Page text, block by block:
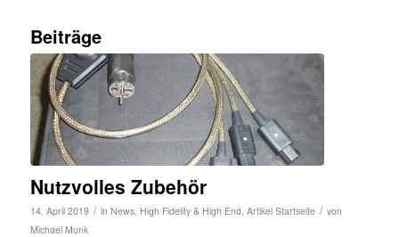
Beiträge
Nutzvolles Zubehör
14. April 2019 / in News, High Fidelity & High End, Artikel Startseite / von
Michael Munk